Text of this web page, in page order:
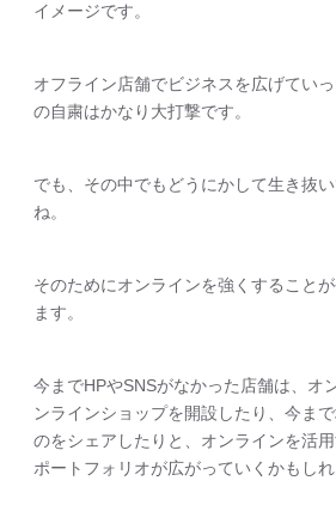
イメージです。
オフライン店舗でビジネスを広げてい
の自粛はかなり大打撃です。
でも、その中でもどうにかして生き抜
ね。
そのためにオンラインを強くすること
ます。
今までHPやSNSがなかった店舗は、オ
ンラインショップを開設したり、今ま
のをシェアしたりと、オンラインを活
ポートフォリオが広がっていくかもしれ